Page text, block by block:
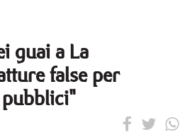
guai a La
false per